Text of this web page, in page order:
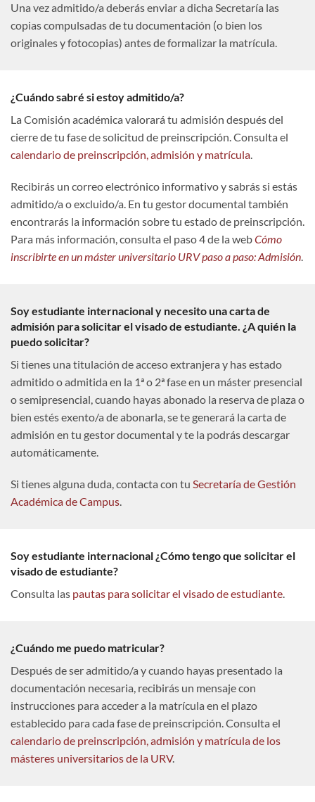
Una vez admitido/a deberás enviar a dicha Secretaría las
copias compulsadas de tu documentación (o bien los
originales y fotocopias) antes de formalizar la matrícula.
¿Cuándo sabré si estoy admitido/a?
La Comisión académica valorará tu admisión después del
cierre de tu fase de solicitud de preinscripción. Consulta el
calendario de preinscripción, admisión y matrícula.
Recibirás un correo electrónico informativo y sabrás si estás
admitido/a o excluido/a. En tu gestor documental también
encontrarás la información sobre tu estado de preinscripción.
Para más información, consulta el paso 4 de la webCómo
inscribirte en un máster universitario URV paso a paso: Admisión.
Soy estudiante internacional y necesito una carta de
admisión para solicitar el visado de estudiante. ¿A quién la
puedo solicitar?
Si tienes una titulación de acceso extranjera y has estado
admitido o admitida en la 1ª o 2ª fase en un máster presencial
o semipresencial, cuando hayas abonado la reserva de plaza o
bien estés exento/a de abonarla, se te generará la carta de
admisión en tu gestor documental y te la podrás descargar
automáticamente.
Si tienes alguna duda, contacta con tu Secretaría de Gestión
Académica de Campus.
Soy estudiante internacional ¿Cómo tengo que solicitar el
visado de estudiante?
Consulta las pautas para solicitar el visado de estudiante.
¿Cuándo me puedo matricular?
Después de ser admitido/a y cuando hayas presentado la
documentación necesaria, recibirás un mensaje con
instrucciones para acceder a la matrícula en el plazo
establecido para cada fase de preinscripción. Consulta el
calendario de preinscripción, admisión y matrícula de los
másteres universitarios de la URV.